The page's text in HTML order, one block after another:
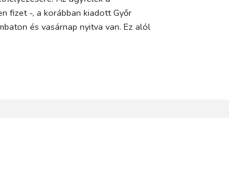
fizet -, a korábban kiadott Győr
és vasárnap nyitva van. Ez alól